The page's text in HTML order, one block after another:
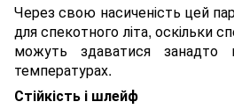
Через свою насиченість цей
для спекотного літа, оскільки
можуть здаватися
температурах.
Стійкість і шлейф